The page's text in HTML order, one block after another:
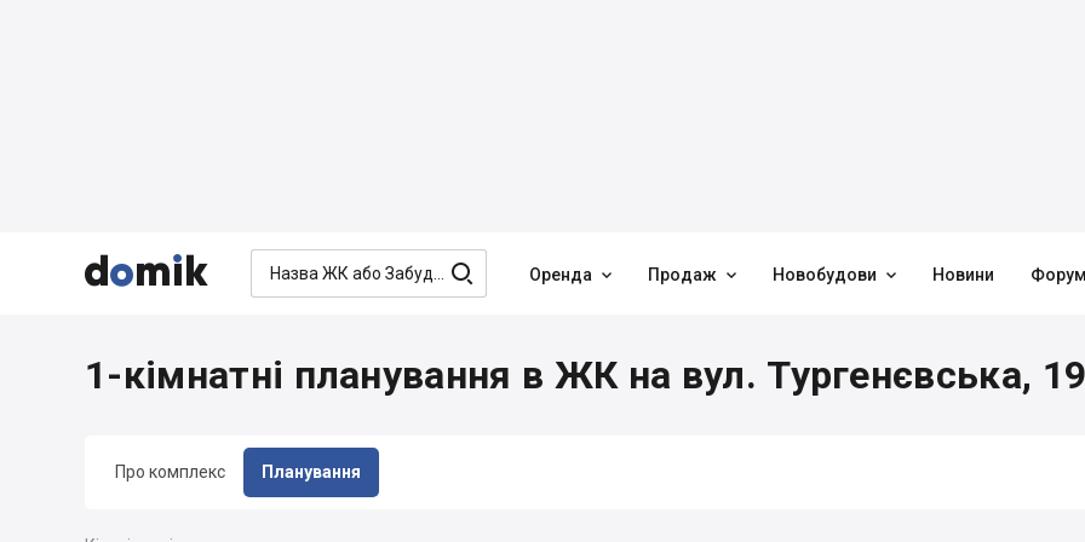


  Оренда  Продаж  Новобудови  Новини
Про комплекс Планування
1-кімнатні планування в ЖК на вул. Тургенєвська,